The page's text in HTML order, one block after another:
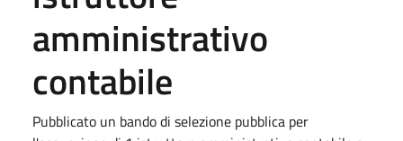
amministrativo
contabile
Pubblicato un bando di selezione pubblica per